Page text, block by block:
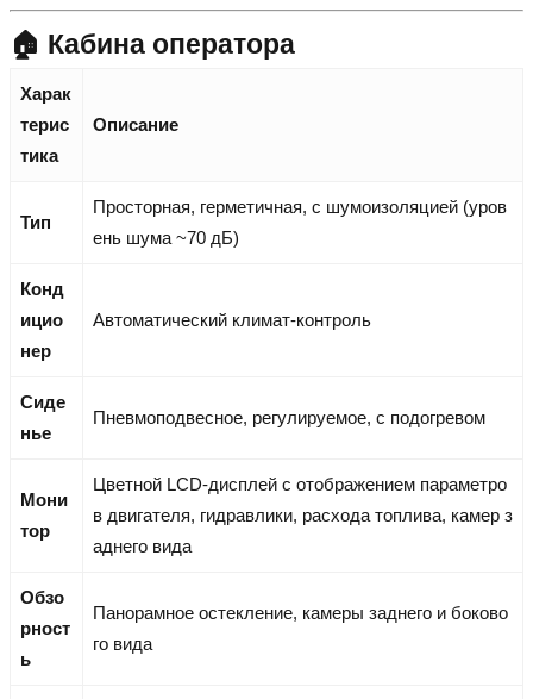
🏠 Кабина оператора
Харак
терис
тика
Описание
Тип
Просторная, герметичная, с шумоизоляцией (уров
ень шума ~70 дБ)
Конд
ицио
нер
Автоматический климат-контроль
Сиде
нье
Пневмоподвесное, регулируемое, с подогревом
Мони
тор
Цветной LCD-дисплей с отображением параметро
в двигателя, гидравлики, расхода топлива, камер з
аднего вида
Обзо
рност
ь
Панорамное остекление, камеры заднего и боково
го вида